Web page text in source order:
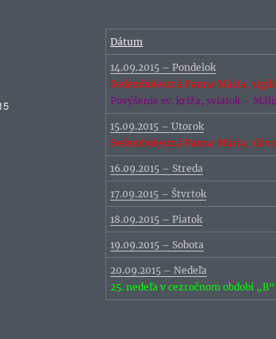
Dátum
14.09.2015 – Pondelok
Sedembolestná Panna Mária,
Povýšenie sv. kríža, sviatok –
15.09.2015 – Utorok
Sedembolestná Panna Mária,
16.09.2015 – Streda
17.09.2015 – Štvrtok
18.09.2015 – Piatok
19.09.2015 – Sobota
20.09.2015 – Nedeľa
25. nedeľa v cezročnom období „B“